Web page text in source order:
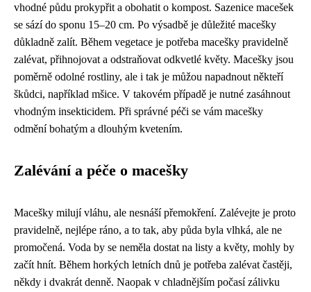
vhodné půdu prokypřit a obohatit o kompost. Sazenice macešek
se sází do sponu 15–20 cm. Po výsadbě je důležité macešky
důkladně zalít. Během vegetace je potřeba macešky pravidelně
zalévat, přihnojovat a odstraňovat odkvetlé květy. Macešky jsou
poměrně odolné rostliny, ale i tak je můžou napadnout někteří
škůdci, například mšice. V takovém případě je nutné zasáhnout
vhodným insekticidem. Při správné péči se vám macešky
odmění bohatým a dlouhým kvetením.
Zalévání a péče o macešky
Macešky milují vláhu, ale nesnáší přemokření. Zalévejte je proto
pravidelně, nejlépe ráno, a to tak, aby půda byla vlhká, ale ne
promočená. Voda by se neměla dostat na listy a květy, mohly by
začít hnít. Během horkých letních dnů je potřeba zalévat častěji,
někdy i dvakrát denně. Naopak v chladnějším počasí zálivku